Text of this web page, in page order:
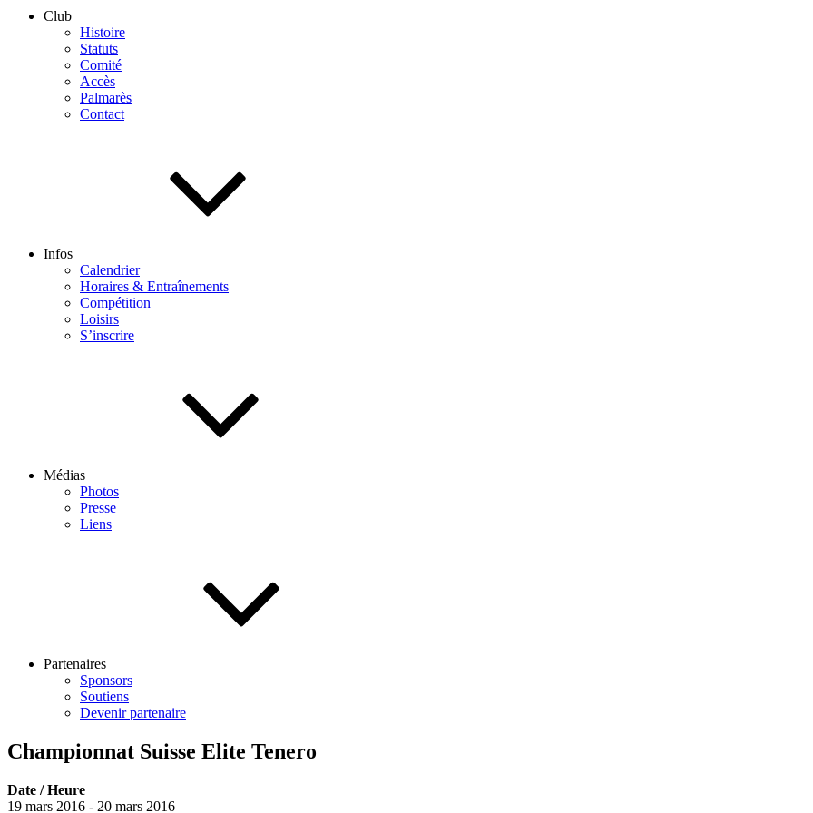
Club
Histoire
Statuts
Comité
Accès
Palmarès
Contact
Infos
Calendrier
Horaires & Entraînements
Compétition
Loisirs
S’inscrire
Médias
Photos
Presse
Liens
Partenaires
Sponsors
Soutiens
Devenir partenaire
Championnat Suisse Elite Tenero
Date / Heure
19 mars 2016 - 20 mars 2016